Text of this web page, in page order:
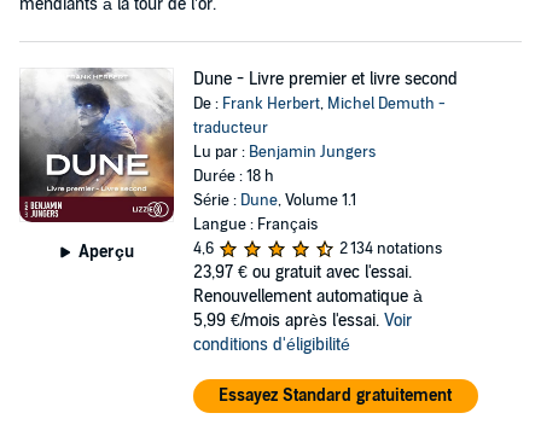
mendiants à la tour de l’or.
Aperçu
Dune - Livre premier et livre second
De : Frank Herbert, Michel Demuth -
traducteur
Lu par : Benjamin Jungers
Durée : 18 h
Série : Dune, Volume 1.1
Langue : Français
4,6
2 134 notations
23,97 € ou gratuit avec l'essai.
Renouvellement automatique à
5,99 €/mois après l'essai. Voir
conditions d'éligibilité
Essayez Standard gratuitement